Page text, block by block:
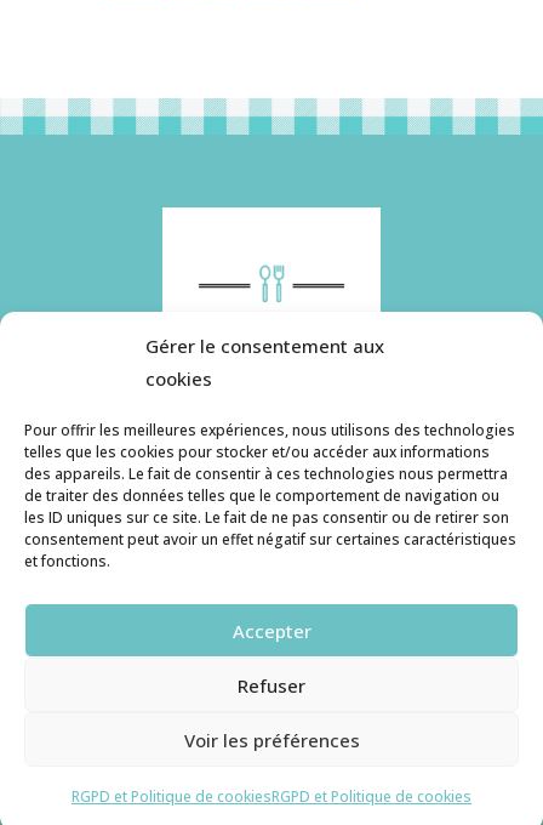
Gérer le consentement aux
cookies
Pour offrir les meilleures expériences, nous utilisons des technologies
telles que les cookies pour stocker et/ou accéder aux informations
des appareils. Le fait de consentir à ces technologies nous permettra
de traiter des données telles que le comportement de navigation ou
les ID uniques sur ce site. Le fait de ne pas consentir ou de retirer son
consentement peut avoir un effet négatif sur certaines caractéristiques
et fonctions.
Accepter
Refuser
Voir les préférences
RGPD et Politique de cookiesRGPD et Politique de cookies
Histoire de pâtes utilise des cookies. Pour en
savoir plus, ainsi que sur la politique de
confidentialité, cliquez ici.
Contact
histoiredepates@gmail.com